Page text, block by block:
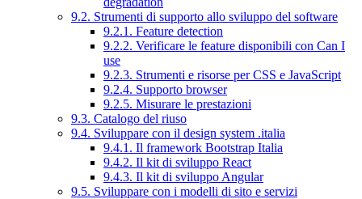
9.2. Strumenti di supporto allo sviluppo del software
9.2.1. Feature detection
9.2.2. Verificare le feature disponibili con Can I
use
9.2.3. Strumenti e risorse per CSS e JavaScript
9.2.4. Supporto browser
9.2.5. Misurare le prestazioni
9.3. Catalogo del riuso
9.4. Sviluppare con il design system .italia
9.4.1. Il framework Bootstrap Italia
9.4.2. Il kit di sviluppo React
9.4.3. Il kit di sviluppo Angular
9.5. Sviluppare con i modelli di sito e servizi